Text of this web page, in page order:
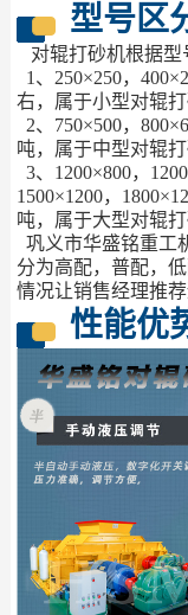
型号区
对辊打砂机根据型
1、250×250，
右，属于小型对辊打
2、750×500，
吨，属于中型对辊打
3、1200×800，
1500×1200，
吨，属于大型对辊打
巩义市华盛铭重工
分为高配，普配，
情况让销售经理推
性能优